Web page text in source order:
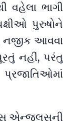
વહેલા ભાગી
પુરુષોને
નજીક આવવા
નહીં, પરંતુ
એન્જલસની